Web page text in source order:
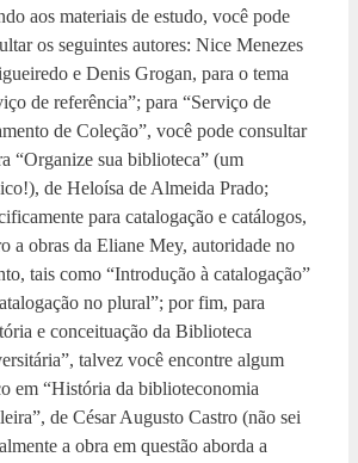
aos materiais de estudo, você pode
os seguintes autores: Nice Menezes
e Denis Grogan, para o tema
de referência”; para “Serviço de
de Coleção”, você pode consultar
“Organize sua biblioteca” (um
de Heloísa de Almeida Prado;
para catalogação e catálogos,
a obras da Eliane Mey, autoridade no
tais como “Introdução à catalogação”
no plural”; por fim, para
e conceituação da Biblioteca
talvez você encontre algum
em “História da biblioteconomia
de César Augusto Castro (não sei
a obra em questão aborda a